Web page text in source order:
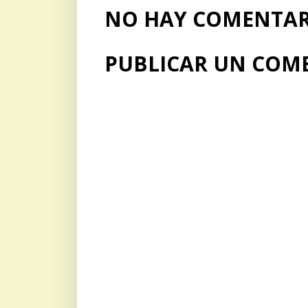
NO HAY
PUBLICAR UN